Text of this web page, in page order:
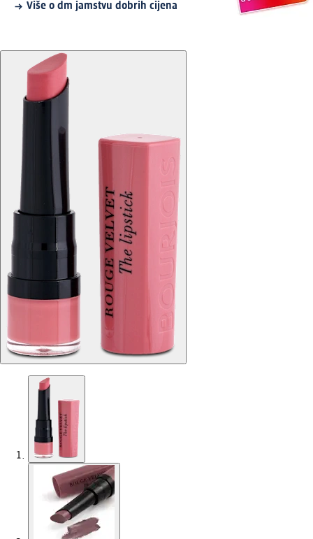
Više o dm jamstvu dobrih cijena